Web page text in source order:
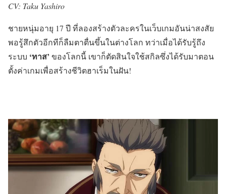
CV: Taku Yashiro
ชายหนุ่มอายุ 17 ปี ที่ลองสร้างตัวละครในเว็บเกมอันน่าสงสัย
พอรู้สึกตัวอีกทีก็ลืมตาตื่นขึ้นในต่างโลก ทว่าเมื่อได้รับรู้ถึง
ระบบ ‘ทาส’ ของโลกนี้ เขาก็ตัดสินใจใช้สกิลซึ่งได้รับมาตอน
ตั้งค่าเกมเพื่อสร้างชีวิตฮาเร็มในฝัน!